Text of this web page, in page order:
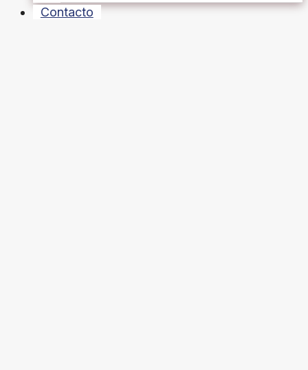
Contacto